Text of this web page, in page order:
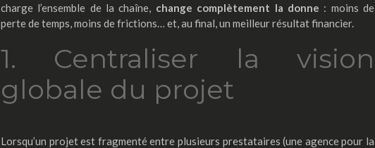
charge l’ensemble de la chaîne, change complètement la donne : moins de
perte de temps, moins de frictions… et, au final, un meilleur résultat financier.
1. Centraliser la vision
globale du projet
Lorsqu’un projet est fragmenté entre plusieurs prestataires (une agence pour la